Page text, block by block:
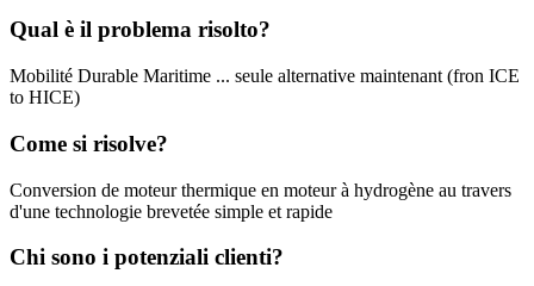
Qual è il problema risolto?
Mobilité Durable Maritime ... seule alternative maintenant (fron ICE
to HICE)
Come si risolve?
Conversion de moteur thermique en moteur à hydrogène au travers
d'une technologie brevetée simple et rapide
Chi sono i potenziali clienti?